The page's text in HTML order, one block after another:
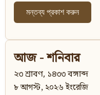
আজ - শনিবার
২৩ শ্রাবণ, ১৪৩৩ বঙ্গাব্দ
৮ আগস্ট, ২০২৬ ইংরেজি